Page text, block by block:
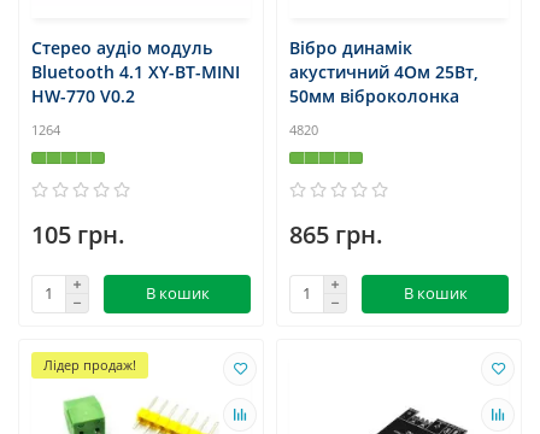
Стерео аудіо модуль
Bluetooth 4.1 XY-BT-MINI
HW-770 V0.2
1264
105 грн.
В кошик
Вібро динамік
акустичний 4Ом 25Вт,
50мм віброколонка
4820
865 грн.
В кошик
Лідер продаж!